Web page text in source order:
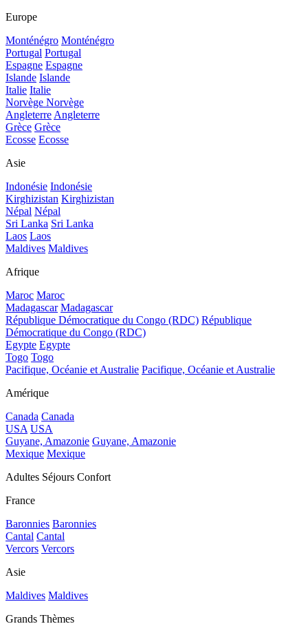
Europe
Monténégro Monténégro
Portugal Portugal
Espagne Espagne
Islande Islande
Italie Italie
Norvège Norvège
Angleterre Angleterre
Grèce Grèce
Ecosse Ecosse
Asie
Indonésie Indonésie
Kirghizistan Kirghizistan
Népal Népal
Sri Lanka Sri Lanka
Laos Laos
Maldives Maldives
Afrique
Maroc Maroc
Madagascar Madagascar
République Démocratique du Congo (RDC) République
Démocratique du Congo (RDC)
Egypte Egypte
Togo Togo
Pacifique, Océanie et Australie Pacifique, Océanie et Australie
Amérique
Canada Canada
USA USA
Guyane, Amazonie Guyane, Amazonie
Mexique Mexique
Adultes Séjours Confort
France
Baronnies Baronnies
Cantal Cantal
Vercors Vercors
Asie
Maldives Maldives
Grands Thèmes